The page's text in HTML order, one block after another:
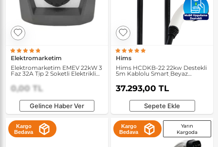
Elektromarketim
Elektromarketim EMEV 22kW 3
Faz 32A Tip 2 Soketli Elektrikli
Araç Şarj İstasyonu
0,00 TL
Gelince Haber Ver
Hims
Hims HCDKB-22 22kw Destekli
5m Kablolu Smart Beyaz
Elektrikli Araç Şarj İstasyonu
37.293,00 TL
Sepete Ekle
Kargo
Bedava
Kargo
Bedava
Yarın
Kargoda